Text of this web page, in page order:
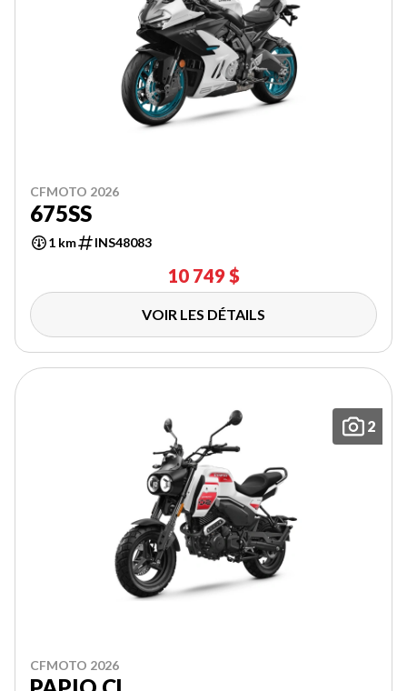
CFMOTO 2026
675SS
1 km INS48083
10 749 $
VOIR LES DÉTAILS
2
CFMOTO 2026